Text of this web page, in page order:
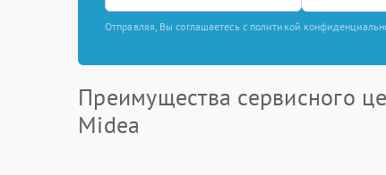
Отправляя, Вы соглашаетесь с политикой
Преимущества сервисного
Midea